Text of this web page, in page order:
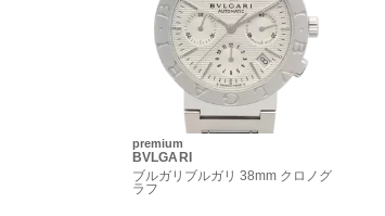
premium
BVLGARI
ブルガリブルガリ 38mm クロノグ
ラフ